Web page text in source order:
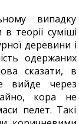
випадку
теорії суміші
деревини і
одержаних
сказати, в
вийде через
кора не
пелет. Такі